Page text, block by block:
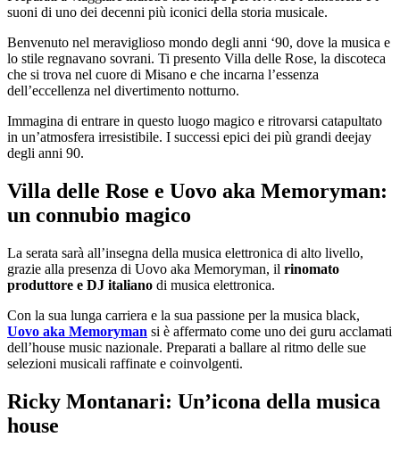
suoni di uno dei decenni più iconici della storia musicale.
Benvenuto nel meraviglioso mondo degli anni ‘90, dove la musica e
lo stile regnavano sovrani. Ti presento Villa delle Rose, la discoteca
che si trova nel cuore di Misano e che incarna l’essenza
dell’eccellenza nel divertimento notturno.
Immagina di entrare in questo luogo magico e ritrovarsi catapultato
in un’atmosfera irresistibile. I successi epici dei più grandi deejay
degli anni 90.
Villa delle Rose e Uovo aka Memoryman:
un connubio magico
La serata sarà all’insegna della musica elettronica di alto livello,
grazie alla presenza di Uovo aka Memoryman, il rinomato
produttore e DJ italiano di musica elettronica.
Con la sua lunga carriera e la sua passione per la musica black,
Uovo aka Memoryman si è affermato come uno dei guru acclamati
dell’house music nazionale. Preparati a ballare al ritmo delle sue
selezioni musicali raffinate e coinvolgenti.
Ricky Montanari: Un’icona della musica
house